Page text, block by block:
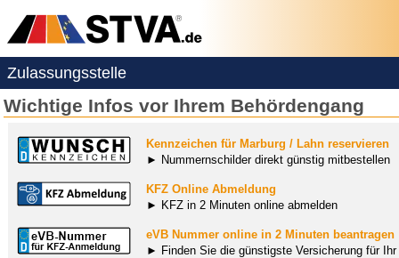
Zulassungsstelle
Wichtige Infos vor Ihrem Behördengang
Kennzeichen für Marburg / Lahn reservieren
► Nummernschilder direkt günstig mitbestellen
KFZ Online Abmeldung
► KFZ in 2 Minuten online abmelden
eVB Nummer online in 2 Minuten beantragen
► Finden Sie die günstigste Versicherung für